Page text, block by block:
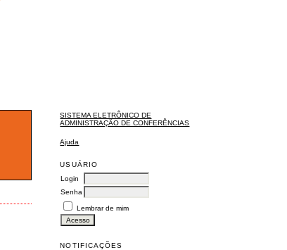
SISTEMA ELETRÔNICO DE
ADMINISTRAÇÃO DE CONFERÊNCIAS
Ajuda
USUÁRIO
Login
Senha
Lembrar de mim
NOTIFICAÇÕES